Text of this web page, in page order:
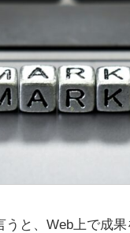
と、Web上で成